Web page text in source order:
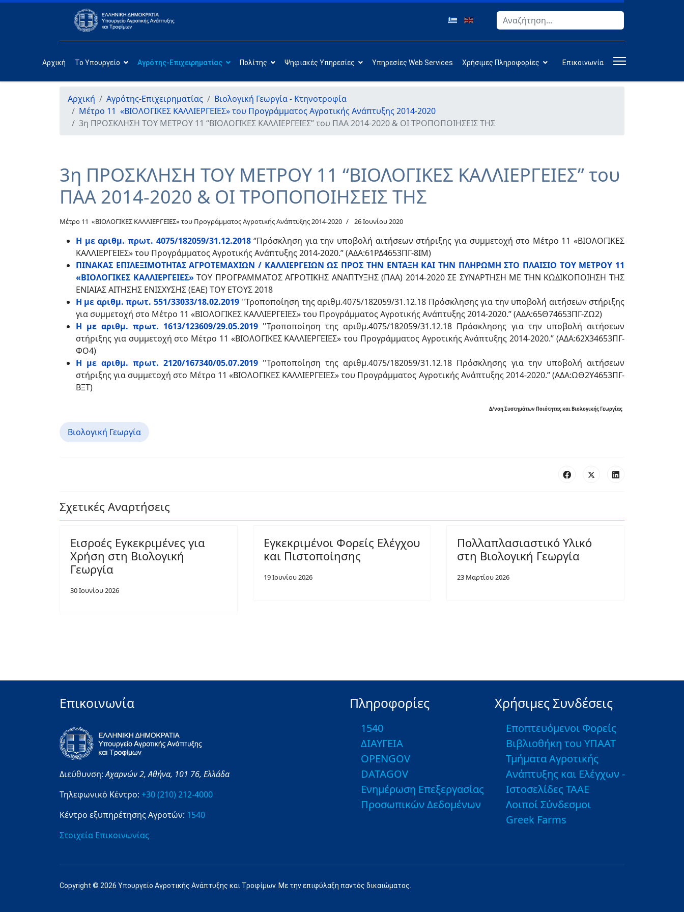
Αναζήτηση
Αρχική Το Υπουργείο Αγρότης-Επιχειρηματίας Πολίτης Ψηφιακές Υπηρεσίες Υπηρεσίες Web Services Χρήσιμες Πληροφορίες Επικοινωνία
Αρχική Αγρότης-Επιχειρηματίας
Βιολογική Γεωργία - Κτηνοτροφία
Μέτρο 11 «ΒΙΟΛΟΓΙΚΕΣ ΚΑΛΛΙΕΡΓΕΙΕΣ» του Προγράμματος Αγροτικής Ανάπτυξης 2014-2020
3η ΠΡΟΣΚΛΗΣΗ ΤΟΥ ΜΕΤΡΟΥ 11 “ΒΙΟΛΟΓΙΚΕΣ ΚΑΛΛΙΕΡΓΕΙΕΣ” του ΠΑΑ 2014-2020 & ΟΙ ΤΡΟΠΟΠΟΙΗΣΕΙΣ ΤΗΣ
3η ΠΡΟΣΚΛΗΣΗ ΤΟΥ ΜΕΤΡΟΥ 11 “ΒΙΟΛΟΓΙΚΕΣ ΚΑΛΛΙΕΡΓΕΙΕΣ” του
ΠΑΑ 2014-2020 & ΟΙ ΤΡΟΠΟΠΟΙΗΣΕΙΣ ΤΗΣ
Μέτρο 11 «ΒΙΟΛΟΓΙΚΕΣ ΚΑΛΛΙΕΡΓΕΙΕΣ» του Προγράμματος Αγροτικής Ανάπτυξης 2014-2020 26 Ιουνίου 2020
Η με αριθμ. πρωτ. 4075/182059/31.12.2018‘’Πρόσκληση για την υποβολή αιτήσεων στήριξης για συμμετοχή στο Μέτρο 11 «ΒΙΟΛΟΓΙΚΕΣ
ΚΑΛΛΙΕΡΓΕΙΕΣ» του Προγράμματος Αγροτικής Ανάπτυξης 2014-2020.’’ (ΑΔΑ:61ΡΔ4653ΠΓ-8ΙΜ)
ΠΙΝΑΚΑΣ ΕΠΙΛΕΞΙΜΟΤΗΤΑΣ ΑΓΡΟΤΕΜΑΧΙΩΝ / ΚΑΛΛΙΕΡΓΕΙΩΝ ΩΣ ΠΡΟΣ ΤΗΝ ΕΝΤΑΞΗ ΚΑΙ ΤΗΝ ΠΛΗΡΩΜΗ ΣΤΟ ΠΛΑΙΣΙΟ ΤΟΥ ΜΕΤΡΟΥ 11
«ΒΙΟΛΟΓΙΚΕΣ ΚΑΛΛΙΕΡΓΕΙΕΣ»ΤΟΥ ΠΡΟΓΡΑΜΜΑΤΟΣ ΑΓΡΟΤΙΚΗΣ ΑΝΑΠΤΥΞΗΣ (ΠΑΑ) 2014-2020 ΣΕ ΣΥΝΑΡΤΗΣΗ ΜΕ ΤΗΝ ΚΩΔΙΚΟΠΟΙΗΣΗ ΤΗΣ
ΕΝΙΑΙΑΣ ΑΙΤΗΣΗΣ ΕΝΙΣΧΥΣΗΣ (ΕΑΕ) ΤΟΥ ΕΤΟΥΣ 2018
Η με αριθμ. πρωτ. 551/33033/18.02.2019''Τροποποίηση της αριθμ.4075/182059/31.12.18 Πρόσκλησης για την υποβολή αιτήσεων στήριξης
για συμμετοχή στο Μέτρο 11 «ΒΙΟΛΟΓΙΚΕΣ ΚΑΛΛΙΕΡΓΕΙΕΣ» του Προγράμματος Αγροτικής Ανάπτυξης 2014-2020.’’ (ΑΔΑ:65Θ74653ΠΓ-ΖΩ2)
Η με αριθμ. πρωτ. 1613/123609/29.05.2019''Τροποποίηση της αριθμ.4075/182059/31.12.18 Πρόσκλησης για την υποβολή αιτήσεων
στήριξης για συμμετοχή στο Μέτρο 11 «ΒΙΟΛΟΓΙΚΕΣ ΚΑΛΛΙΕΡΓΕΙΕΣ» του Προγράμματος Αγροτικής Ανάπτυξης 2014-2020.’’ (ΑΔΑ:62Χ34653ΠΓ-
ΦΟ4)
Η με αριθμ. πρωτ. 2120/167340/05.07.2019''Τροποποίηση της αριθμ.4075/182059/31.12.18 Πρόσκλησης για την υποβολή αιτήσεων
στήριξης για συμμετοχή στο Μέτρο 11 «ΒΙΟΛΟΓΙΚΕΣ ΚΑΛΛΙΕΡΓΕΙΕΣ» του Προγράμματος Αγροτικής Ανάπτυξης 2014-2020.’’ (ΑΔΑ:ΩΘ2Υ4653ΠΓ-
ΒΞΤ)
Δ/νση Συστημάτων Ποιότητας και Βιολογικής Γεωργίας
Βιολογική Γεωργία
Σχετικές Αναρτήσεις
Εισροές Εγκεκριμένες για
Χρήση στη Βιολογική
Γεωργία
30 Ιουνίου 2026
Εγκεκριμένοι Φορείς Ελέγχου
και Πιστοποίησης
19 Ιουνίου 2026
Πολλαπλασιαστικό Υλικό
στη Βιολογική Γεωργία
23 Μαρτίου 2026
Επικοινωνία
Διεύθυνση:Αχαρνών 2,Αθήνα, 101 76, Ελλάδα
Τηλεφωνικό Κέντρο: +30 (210) 212-4000
Κέντρο εξυπηρέτησης Αγροτών: 1540
Στοιχεία Επικοινωνίας
Πληροφορίες
1540
ΔΙΑΥΓΕΙΑ
OPENGOV
DATAGOV
Ενημέρωση Επεξεργασίας
Προσωπικών Δεδομένων
Χρήσιμες Συνδέσεις
Εποπτευόμενοι Φορείς
Βιβλιοθήκη του ΥΠΑΑΤ
Τμήματα Αγροτικής
Ανάπτυξης και Ελέγχων -
Ιστοσελίδες ΤΑΑΕ
Λοιποί Σύνδεσμοι
Greek Farms
Copyright © 2026 Υπουργείο Αγροτικής Ανάπτυξης και Τροφίμων. Με την επιφύλαξη παντός δικαιώματος.